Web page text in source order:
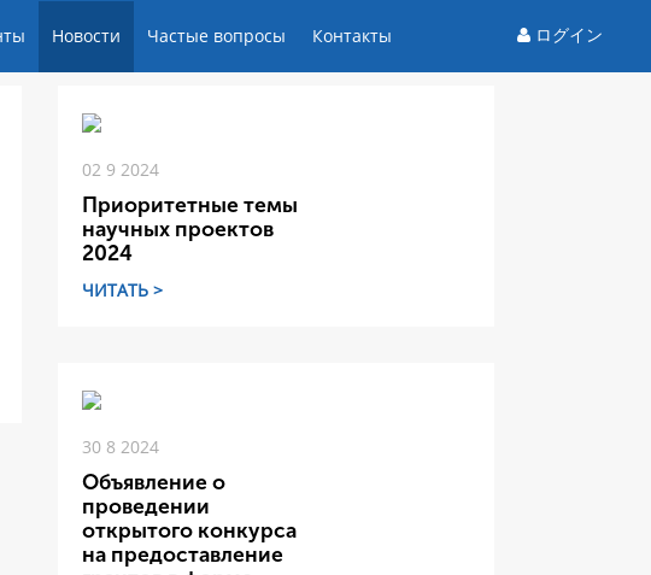
Новости Частые вопросы Контакты ログイン
02 9 2024
Приоритетные темы
научных проектов
2024
ЧИТАТЬ >
30 8 2024
Объявление о
проведении
открытого конкурса
на предоставление